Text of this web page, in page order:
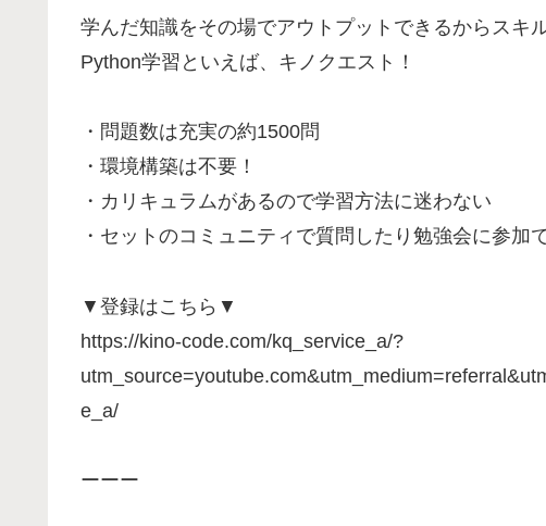
学んだ知識をその場でアウトプットできるからスキ
Python学習といえば、キノクエスト！
・問題数は充実の約1500問
・環境構築は不要！
・カリキュラムがあるので学習方法に迷わない
・セットのコミュニティで質問したり勉強会に参加
▼登録はこちら▼
https://kino-code.com/kq_service_a/?
e_a/
ーーー